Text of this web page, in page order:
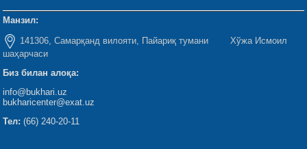
Манзил:
141306, Самарқанд вилояти, Пайариқ тумани Хўжа Исмоил
шаҳарчаси
Биз билан алоқа:
info@bukhari.uz
bukharicenter@exat.uz
Тел: (66) 240-20-11